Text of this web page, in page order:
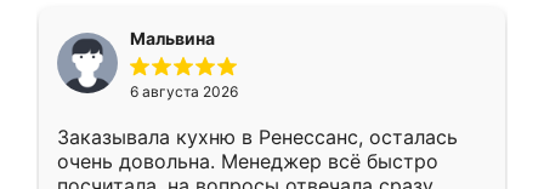
Мальвина
6 августа 2026
Заказывала кухню в Ренессанс, осталась
очень довольна. Менеджер всё быстро